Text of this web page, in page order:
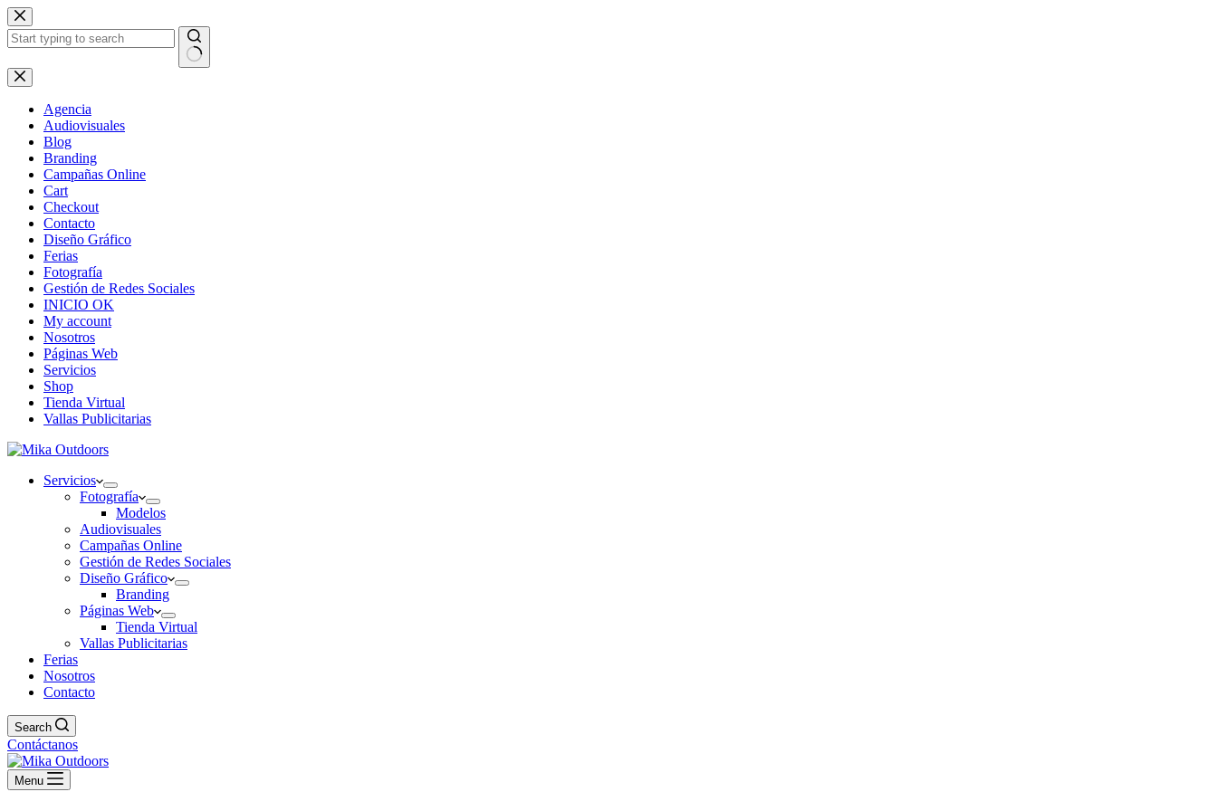
Skip
to
content
No
results
Agencia
Audiovisuales
Blog
Branding
Campañas Online
Cart
Checkout
Contacto
Diseño Gráfico
Ferias
Fotografía
Gestión de Redes Sociales
INICIO OK
My account
Nosotros
Páginas Web
Servicios
Shop
Tienda Virtual
Vallas Publicitarias
Servicios
Fotografía
Modelos
Audiovisuales
Campañas Online
Gestión de Redes Sociales
Diseño Gráfico
Branding
Páginas Web
Tienda Virtual
Vallas Publicitarias
Ferias
Nosotros
Contacto
Search
Contáctanos
Menu